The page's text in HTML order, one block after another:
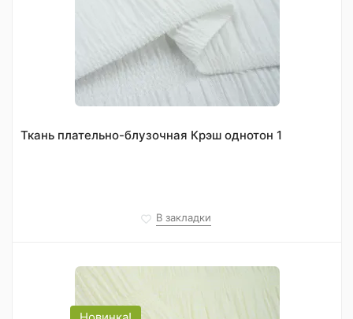
Ткань плательно-блузочная Крэш однотон 1
В закладки